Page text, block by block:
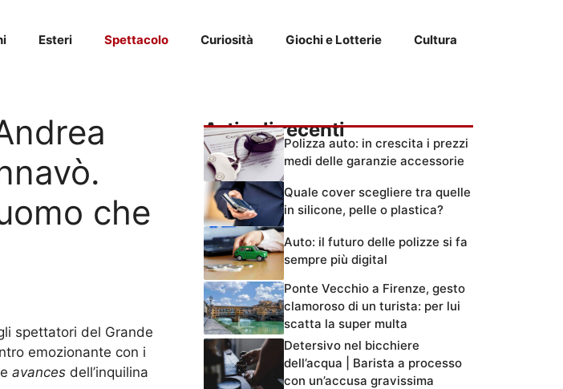
Esteri Spettacolo Curiosità Giochi e Lotterie Cultura
che
spettatori del Grande
emozionante con i
avances dell’inquilina
Articoli recenti
Polizza auto: in crescita i prezzi
medi delle garanzie accessorie
Quale cover scegliere tra quelle
in silicone, pelle o plastica?
Auto: il futuro delle polizze si fa
sempre più digital
Ponte Vecchio a Firenze, gesto
clamoroso di un turista: per lui
scatta la super multa
Detersivo nel bicchiere
dell’acqua | Barista a processo
con un’accusa gravissima